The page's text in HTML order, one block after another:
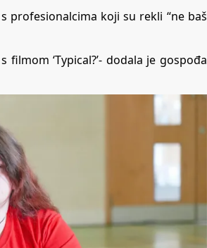
profesionalcima koji su rekli “ne baš
‘Typical?’- dodala je gospođa